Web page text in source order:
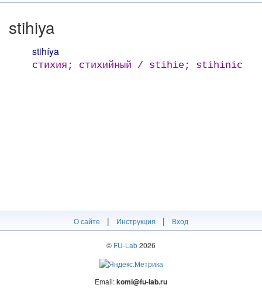
stihiya
stihíya
стихия; стихийный / stihie; stihinic
О сайте | Инструкция | Вход
© FU-Lab2026
Email:komi@fu-lab.ru